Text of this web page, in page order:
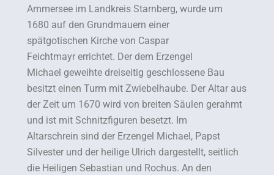
Ammersee im Landkreis Starnberg, wurde um
1680 auf den Grundmauern einer
spätgotischen Kirche von Caspar
Feichtmayr errichtet. Der dem Erzengel
Michael geweihte dreiseitig geschlossene Bau
besitzt einen Turm mit Zwiebelhaube. Der Altar aus
der Zeit um 1670 wird von breiten Säulen gerahmt
und ist mit Schnitzfiguren besetzt. Im
Altarschrein sind der Erzengel Michael, Papst
Silvester und der heilige Ulrich dargestellt, seitlich
die Heiligen Sebastian und Rochus. An den